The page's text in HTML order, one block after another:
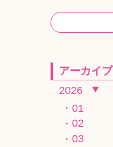
アーカイブ
2026
01
02
03